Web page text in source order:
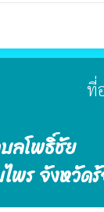
ที่
ลโพธิ์ชัย
พร จังหวัด